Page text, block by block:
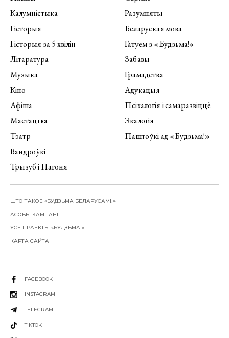
Калумністыка
Гісторыя
Гісторыя за 5 хвілін
Літаратура
Музыка
Кіно
Афіша
Мастацтва
Тэатр
Вандроўкі
Трызуб і Пагоня
Разумняты
Беларуская мова
Гатуем з «Будзьма!»
Забавы
Грамадства
Адукацыя
Псіхалогія і самаразвіццё
Экалогія
Паштоўкі ад «Будзьма!»
ШТО ТАКОЕ «БУДЗЬМА БЕЛАРУСАМІ!»
АСОБЫ КАМПАНІІ
УСЕ ПРАЕКТЫ «БУДЗЬМА!»
КАРТА САЙТА
FACEBOOK
INSTAGRAM
TELEGRAM
TIKTOK